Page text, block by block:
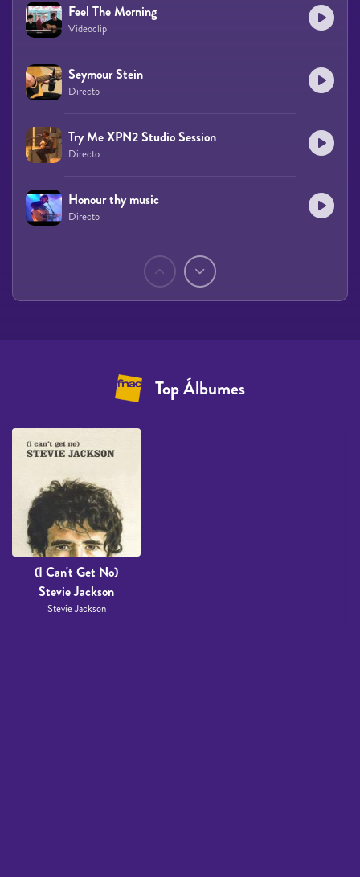
Feel The Morning
Videoclip
Seymour Stein
Directo
Try Me XPN2 Studio Session
Directo
Honour thy music
Directo
Top Álbumes
(I Can't Get No)
Stevie Jackson
Stevie Jackson